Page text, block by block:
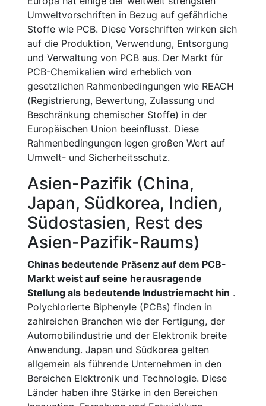
Umweltvorschriften in Bezug auf gefährliche
Stoffe wie PCB. Diese Vorschriften wirken sich
auf die Produktion, Verwendung, Entsorgung
und Verwaltung von PCB aus. Der Markt für
PCB-Chemikalien wird erheblich von
gesetzlichen Rahmenbedingungen wie REACH
(Registrierung, Bewertung, Zulassung und
Beschränkung chemischer Stoffe) in der
Europäischen Union beeinflusst. Diese
Rahmenbedingungen legen großen Wert auf
Umwelt- und Sicherheitsschutz.
Asien-Pazifik (China,
Japan, Südkorea, Indien,
Südostasien, Rest des
Asien-Pazifik-Raums)
Chinas bedeutende Präsenz auf dem PCB-
Markt weist auf seine herausragende
Stellung als bedeutende Industriemacht hin .
Polychlorierte Biphenyle (PCBs) finden in
zahlreichen Branchen wie der Fertigung, der
Automobilindustrie und der Elektronik breite
Anwendung. Japan und Südkorea gelten
allgemein als führende Unternehmen in den
Bereichen Elektronik und Technologie. Diese
Länder haben ihre Stärke in den Bereichen